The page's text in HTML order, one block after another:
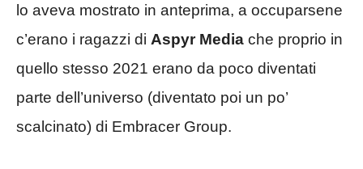
lo aveva mostrato in anteprima, a occuparsene
c’erano i ragazzi di Aspyr Media che proprio in
quello stesso 2021 erano da poco diventati
parte dell’universo (diventato poi un po’
scalcinato) di Embracer Group.